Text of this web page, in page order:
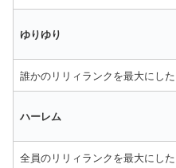
ゆりゆり
誰かのリリィランクを最大にした
ハーレム
全員のリリィランクを最大にした